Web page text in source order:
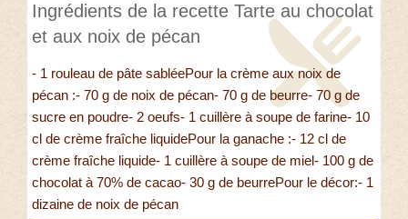
Ingrédients de la recette Tarte au chocolat
et aux noix de pécan
- 1 rouleau de pâte sabléePour la crème aux noix de
pécan :- 70 g de noix de pécan- 70 g de beurre- 70 g de
sucre en poudre- 2 oeufs- 1 cuillère à soupe de farine- 10
cl de crème fraîche liquidePour la ganache :- 12 cl de
crème fraîche liquide- 1 cuillère à soupe de miel- 100 g de
chocolat à 70% de cacao- 30 g de beurrePour le décor:- 1
dizaine de noix de pécan